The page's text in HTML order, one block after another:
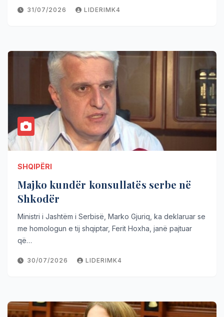
31/07/2026 LIDERIMK4
SHQIPËRI
Majko kundër konsullatës serbe në
Shkodër
Ministri i Jashtëm i Serbisë, Marko Gjuriq, ka deklaruar se
me homologun e tij shqiptar, Ferit Hoxha, janë pajtuar
që…
30/07/2026 LIDERIMK4